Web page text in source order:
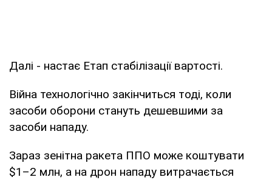
Далі - настає Етап стабілізації вартості.
Війна технологічно закінчиться тоді, коли
засоби оборони стануть дешевшими за
засоби нападу.
Зараз зенітна ракета ППО може коштувати
$1–2 млн, а на дрон нападу витрачається